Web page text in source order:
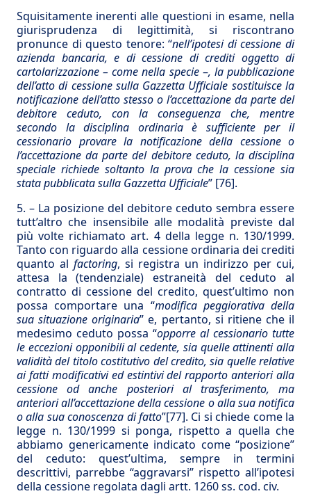
Squisitamente inerenti alle questioni in esame, nella
giurisprudenza di legittimità, si riscontrano
pronunce di questo tenore: “nell’ipotesi di cessione di
azienda bancaria, e di cessione di crediti oggetto di
cartolarizzazione – come nella specie–, la pubblicazione
dell’atto di cessione sulla Gazzetta Ufficiale sostituisce la
notificazione dell’atto stesso o l’accettazione da parte del
debitore ceduto, con la conseguenza che, mentre
secondo la disciplina ordinaria è sufficiente per il
cessionario provare la notificazione della cessione o
l’accettazione da parte del debitore ceduto, la disciplina
speciale richiede soltanto la prova che la cessione sia
stata pubblicata sulla Gazzetta Ufficiale” [76].
5. – La posizione del debitore ceduto sembra essere
tutt’altro che insensibile alle modalità previste dal
più volte richiamato art. 4 della legge n. 130/1999.
Tanto con riguardo alla cessione ordinaria dei crediti
quanto al factoring, si registra un indirizzo per cui,
attesa la (tendenziale) estraneità del ceduto al
contratto di cessione del credito, quest’ultimo non
possa comportare una “modifica peggiorativa della
sua situazione originaria” e, pertanto, si ritiene che il
medesimo ceduto possa “opporre al cessionario tutte
le eccezioni opponibili al cedente, sia quelle attinenti alla
validità del titolo costitutivo del credito, sia quelle relative
ai fatti modificativi ed estintivi del rapporto anteriori alla
cessione od anche posteriori al trasferimento, ma
anteriori all’accettazione della cessione o alla sua notifica
o alla sua conoscenza di fatto”[77]. Ci si chiede come la
legge n. 130/1999 si ponga, rispetto a quella che
abbiamo genericamente indicato come “posizione”
del ceduto: quest’ultima, sempre in termini
descrittivi, parrebbe “aggravarsi” rispetto all’ipotesi
della cessione regolata dagli artt. 1260 ss. cod. civ.